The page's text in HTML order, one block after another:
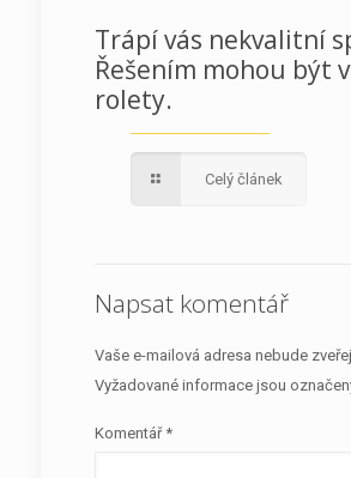
Trápí vás nekvalitní
Řešením mohou být
rolety.
Celý článek
Napsat komentář
Vaše e-mailová adresa nebude
Vyžadované informace jsou
Komentář *